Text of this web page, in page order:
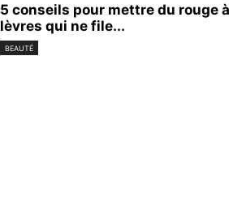
5 conseils pour mettre du rouge à
lèvres qui ne file...
BEAUTÉ